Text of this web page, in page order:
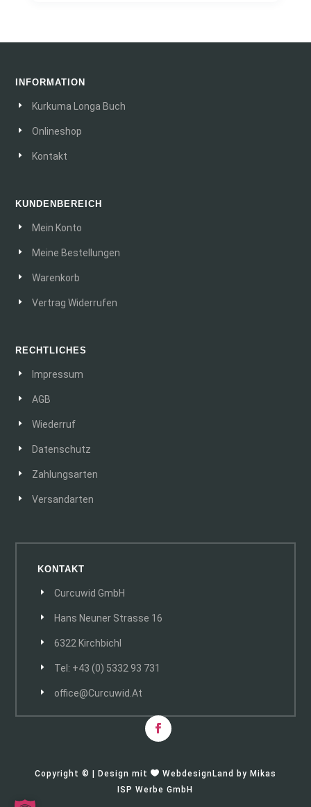
INFORMATION
Kurkuma Longa Buch
Onlineshop
Kontakt
KUNDENBEREICH
Mein Konto
Meine Bestellungen
Warenkorb
Vertrag Widerrufen
RECHTLICHES
Impressum
AGB
Wiederruf
Datenschutz
Zahlungsarten
Versandarten
KONTAKT
Curcuwid GmbH
Hans Neuner Strasse 16
6322 Kirchbichl
Tel: +43 (0) 5332 93 731
Office@curcuwid.at
Copyright © | Design mit  WebdesignLand by Mikas
ISP Werbe GmbH